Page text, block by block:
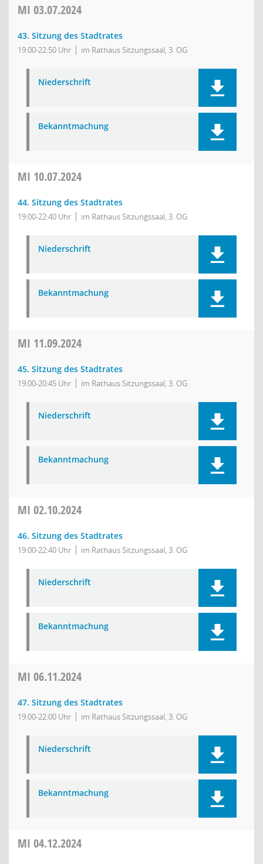
MI 03.07.2024
43. Sitzung des Stadtrates
19:00-22:50 Uhr im Rathaus Sitzungssaal, 3. OG
Niederschrift
Bekanntmachung
MI 10.07.2024
44. Sitzung des Stadtrates
19:00-22:40 Uhr im Rathaus Sitzungssaal, 3. OG
Niederschrift
Bekanntmachung
MI 11.09.2024
45. Sitzung des Stadtrates
19:00-20:45 Uhr im Rathaus Sitzungssaal, 3. OG
Niederschrift
Bekanntmachung
MI 02.10.2024
46. Sitzung des Stadtrates
19:00-22:40 Uhr im Rathaus Sitzungssaal, 3. OG
Niederschrift
Bekanntmachung
MI 06.11.2024
47. Sitzung des Stadtrates
19:00-22:00 Uhr im Rathaus Sitzungssaal, 3. OG
Niederschrift
Bekanntmachung
MI 04.12.2024